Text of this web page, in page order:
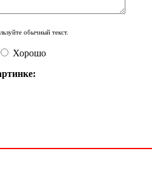
обычный текст.
Хорошо